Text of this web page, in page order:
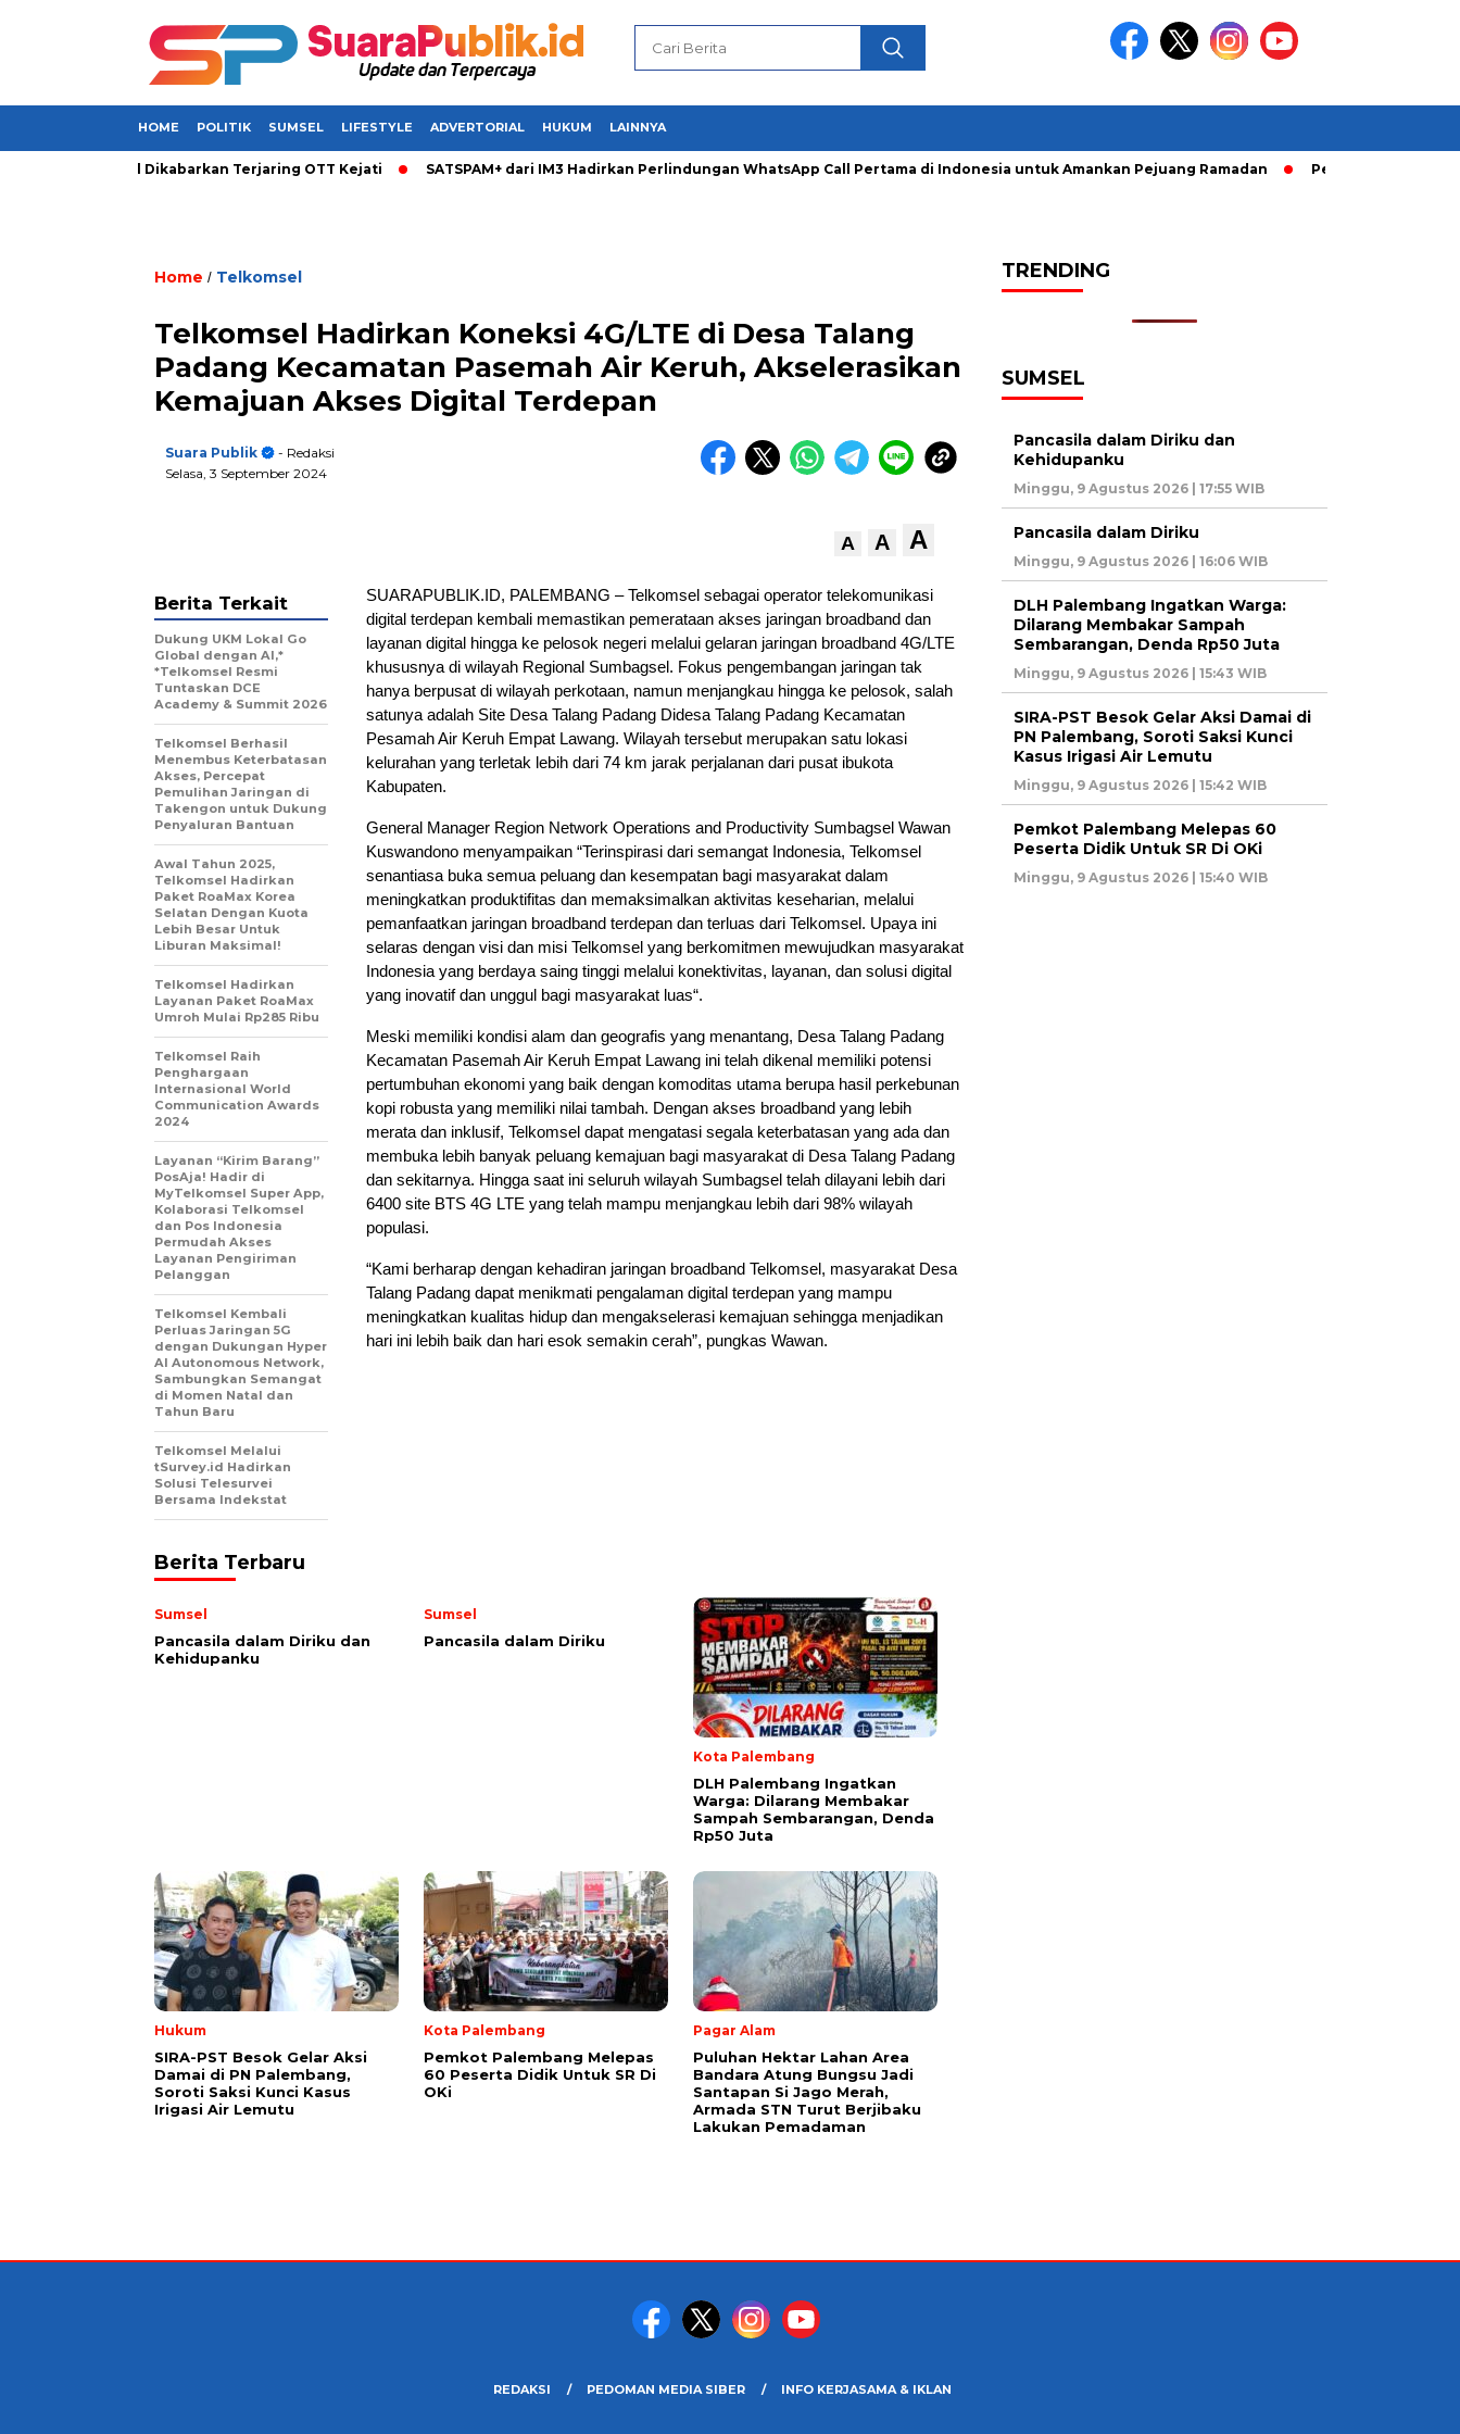
HOME POLITIK SUMSEL LIFESTYLE ADVERTORIAL HUKUM LAINNYA
di Sumsel Dikabarkan Terjaring OTT Kejati SATSPAM+ dari IM3 Hadirkan Perlindungan WhatsApp Call Pertama di Indonesia untuk Amankan Pejuang Ramadan Pelaku Curanmor
Home / Telkomsel
Telkomsel Hadirkan Koneksi 4G/LTE di Desa Talang
Padang Kecamatan Pasemah Air Keruh, Akselerasikan
Kemajuan Akses Digital Terdepan
Suara Publik
- Redaksi
Selasa, 3 September 2024
A A A
SUARAPUBLIK.ID, PALEMBANG – Telkomsel sebagai operator telekomunikasi
digital terdepan kembali memastikan pemerataan akses jaringan broadband dan
layanan digital hingga ke pelosok negeri melalui gelaran jaringan broadband 4G/LTE
khususnya di wilayah Regional Sumbagsel. Fokus pengembangan jaringan tak
hanya berpusat di wilayah perkotaan, namun menjangkau hingga ke pelosok, salah
satunya adalah Site Desa Talang Padang Didesa Talang Padang Kecamatan
Pesamah Air Keruh Empat Lawang. Wilayah tersebut merupakan satu lokasi
kelurahan yang terletak lebih dari 74 km jarak perjalanan dari pusat ibukota
Kabupaten.
General Manager Region Network Operations and Productivity Sumbagsel Wawan
Kuswandono menyampaikan “Terinspirasi dari semangat Indonesia, Telkomsel
senantiasa buka semua peluang dan kesempatan bagi masyarakat dalam
meningkatkan produktifitas dan memaksimalkan aktivitas keseharian, melalui
pemanfaatkan jaringan broadband terdepan dan terluas dari Telkomsel. Upaya ini
selaras dengan visi dan misi Telkomsel yang berkomitmen mewujudkan masyarakat
Indonesia yang berdaya saing tinggi melalui konektivitas, layanan, dan solusi digital
yang inovatif dan unggul bagi masyarakat luas“.
Meski memiliki kondisi alam dan geografis yang menantang, Desa Talang Padang
Kecamatan Pasemah Air Keruh Empat Lawang ini telah dikenal memiliki potensi
pertumbuhan ekonomi yang baik dengan komoditas utama berupa hasil perkebunan
kopi robusta yang memiliki nilai tambah. Dengan akses broadband yang lebih
merata dan inklusif, Telkomsel dapat mengatasi segala keterbatasan yang ada dan
membuka lebih banyak peluang kemajuan bagi masyarakat di Desa Talang Padang
dan sekitarnya. Hingga saat ini seluruh wilayah Sumbagsel telah dilayani lebih dari
6400 site BTS 4G LTE yang telah mampu menjangkau lebih dari 98% wilayah
populasi.
“Kami berharap dengan kehadiran jaringan broadband Telkomsel, masyarakat Desa
Talang Padang dapat menikmati pengalaman digital terdepan yang mampu
meningkatkan kualitas hidup dan mengakselerasi kemajuan sehingga menjadikan
hari ini lebih baik dan hari esok semakin cerah”, pungkas Wawan.
Berita Terkait
Dukung UKM Lokal Go
Global dengan AI,*
*Telkomsel Resmi
Tuntaskan DCE
Academy & Summit 2026
Telkomsel Berhasil
Menembus Keterbatasan
Akses, Percepat
Pemulihan Jaringan di
Takengon untuk Dukung
Penyaluran Bantuan
Awal Tahun 2025,
Telkomsel Hadirkan
Paket RoaMax Korea
Selatan Dengan Kuota
Lebih Besar Untuk
Liburan Maksimal!
Telkomsel Hadirkan
Layanan Paket RoaMax
Umroh Mulai Rp285 Ribu
Telkomsel Raih
Penghargaan
Internasional World
Communication Awards
2024
Layanan “Kirim Barang”
PosAja! Hadir di
MyTelkomsel Super App,
Kolaborasi Telkomsel
dan Pos Indonesia
Permudah Akses
Layanan Pengiriman
Pelanggan
Telkomsel Kembali
Perluas Jaringan 5G
dengan Dukungan Hyper
AI Autonomous Network,
Sambungkan Semangat
di Momen Natal dan
Tahun Baru
Telkomsel Melalui
tSurvey.id Hadirkan
Solusi Telesurvei
Bersama Indekstat
Berita Terbaru
Sumsel
Pancasila dalam Diriku dan
Kehidupanku
Sumsel
Pancasila dalam Diriku
Kota Palembang
DLH Palembang Ingatkan
Warga: Dilarang Membakar
Sampah Sembarangan, Denda
Rp50 Juta
Hukum
SIRA-PST Besok Gelar Aksi
Damai di PN Palembang,
Soroti Saksi Kunci Kasus
Irigasi Air Lemutu
Kota Palembang
Pemkot Palembang Melepas
60 Peserta Didik Untuk SR Di
OKi
Pagar Alam
Puluhan Hektar Lahan Area
Bandara Atung Bungsu Jadi
Santapan Si Jago Merah,
Armada STN Turut Berjibaku
Lakukan Pemadaman
TRENDING
SUMSEL
Pancasila dalam Diriku dan
Kehidupanku
Minggu, 9 Agustus 2026 | 17:55 WIB
Pancasila dalam Diriku
Minggu, 9 Agustus 2026 | 16:06 WIB
DLH Palembang Ingatkan Warga:
Dilarang Membakar Sampah
Sembarangan, Denda Rp50 Juta
Minggu, 9 Agustus 2026 | 15:43 WIB
SIRA-PST Besok Gelar Aksi Damai di
PN Palembang, Soroti Saksi Kunci
Kasus Irigasi Air Lemutu
Minggu, 9 Agustus 2026 | 15:42 WIB
Pemkot Palembang Melepas 60
Peserta Didik Untuk SR Di OKi
Minggu, 9 Agustus 2026 | 15:40 WIB
REDAKSI PEDOMAN MEDIA SIBER INFO KERJASAMA & IKLAN